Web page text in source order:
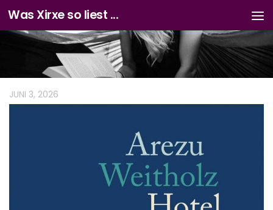
Zum Inhalt springen
Was Xirxe so liest ...
JUNI 3, 2026